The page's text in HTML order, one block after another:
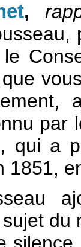
,
par
qui a
1851,
du